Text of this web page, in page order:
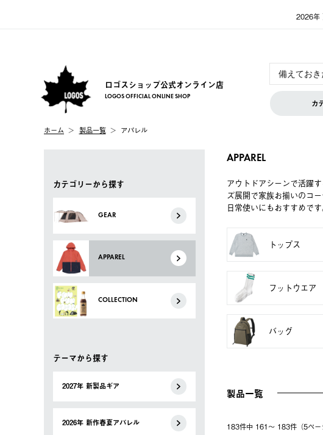
2026年
ロゴスショップ公式オンライン店
LOGOS OFFICIAL ONLINE SHOP
カ
ホーム 製品一覧 アパレル
カテゴリーから探す
GEAR
APPAREL
COLLECTION
テーマから探す
2027年 新製品ギア
2026年 新作春夏アパレル
APPAREL
アウトドアシーンで活躍
ズ展開で家族お揃いのコ
日常使いにもおすすめです
トップス
フットウエア
バッグ
製品一覧
183件中 161〜 183件（5ペー